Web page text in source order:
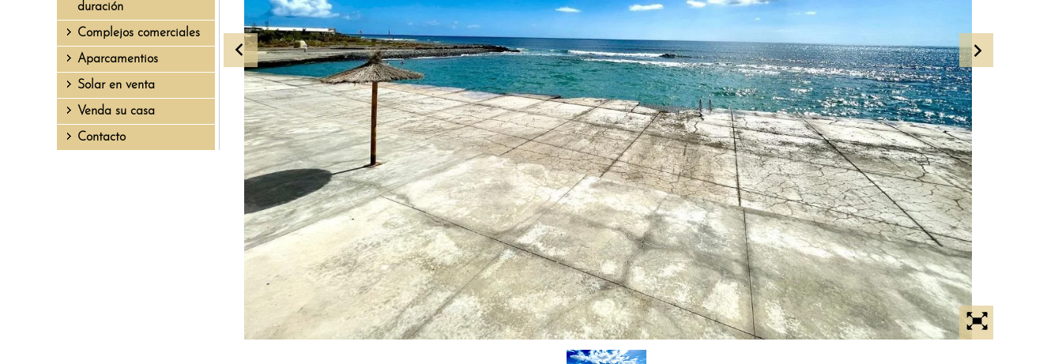
duración
Complejos comerciales
Aparcamentios
Solar en venta
Venda su casa
Contacto